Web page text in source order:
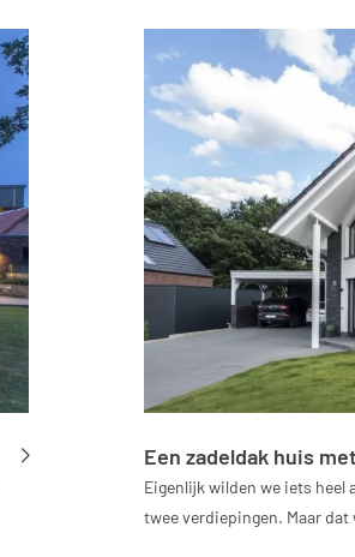
Een zadeldak huis
Eigenlijk wilden we iets heel
twee verdiepingen. Maar